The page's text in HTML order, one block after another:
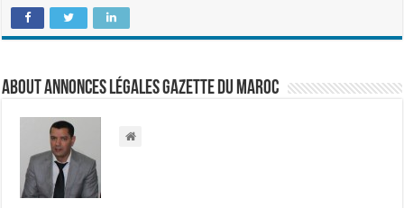
About Annonces légales Gazette du Maroc